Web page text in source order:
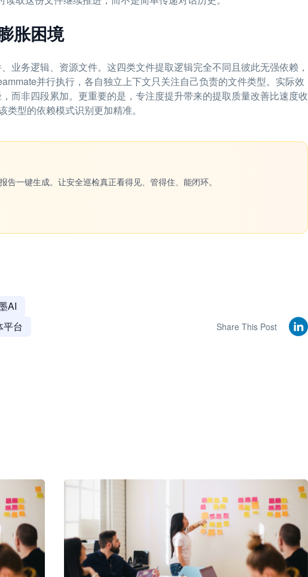
胀困境
业务逻辑、资源文件。这四类文件提取逻辑完全不同且彼此无强依赖，
并行执行，各自独立上下文只关注自己负责的文件类型。实际效
而非四段累加。更重要的是，专注度提升带来的提取质量改善比速度收
型的依赖模式识别更加精准。
告一键生成。让安全巡检真正看得见、管得住、能闭环。
AI
平台
Share This Post